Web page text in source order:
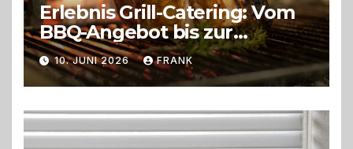
Erlebnis Grill-Catering: Vom
BBQ-Angebot bis zur
perfekten Eventorganisation
Trend zu Outdoor-Events,
Erlebnisgastronomie und
Live-Cooking
10. JUNI 2026 FRANK